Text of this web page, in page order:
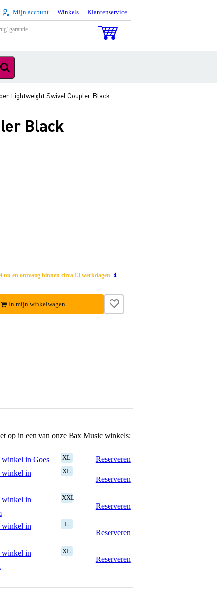
Mijn account Winkels Klantenservice
garantie
Lightweight Swivel Coupler Black
Black
nu en ontvang binnen circa 13 werkdagen
In mijn winkelwagen
op in een van onze Bax Music winkels:
in Goes XL
Reserveren
winkel in
XL
Reserveren
winkel in
XXL
Reserveren
winkel in
L
Reserveren
winkel in
XL
Reserveren